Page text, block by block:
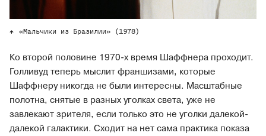
«Мальчики из Бразилии» (1978)
Ко второй половине 1970-х время Шаффнера проходит.
Голливуд теперь мыслит франшизами, которые
Шаффнеру никогда не были интересны. Масштабные
полотна, снятые в разных уголках света, уже не
завлекают зрителя, если только это не уголки далекой-
далекой галактики. Сходит на нет сама практика показа